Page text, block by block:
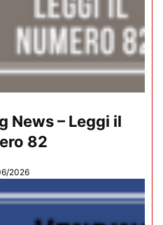
News – Leggi il
82
2026